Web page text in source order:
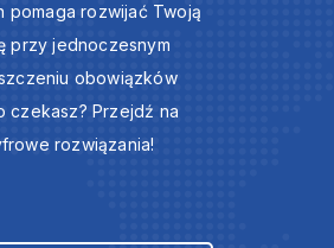
pomaga rozwijać Twoją
przy jednoczesnym
obowiązków
czekasz? Przejdź na
rozwiązania!